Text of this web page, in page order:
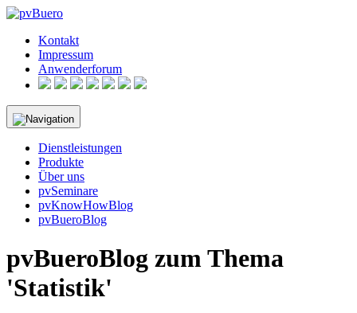
Skip
contentKontakt
Impressum
Anwenderforum
Dienstleistungen
Produkte
Über uns
pvSeminare
pvKnowHowBlog
pvBueroBlog
pvBueroBlog zum Thema
'Statistik'